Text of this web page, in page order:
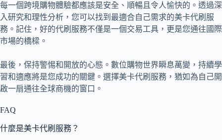
每一個跨境購物體驗都應該是安全、順暢且令人愉快的。透過深
入研究和理性分析，您可以找到最適合自己需求的美卡代刷服
務。記住，好的代刷服務不僅是一個交易工具，更是您通往國際
市場的橋樑。
最後，保持警惕和開放的心態。數位購物世界瞬息萬變，持續學
習和適應將是您成功的關鍵。選擇美卡代刷服務，猶如為自己開
啟一扇通往全球商機的窗口。
FAQ
什麼是美卡代刷服務？